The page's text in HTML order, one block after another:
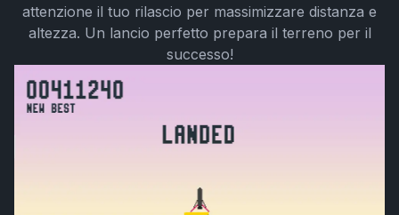
attenzione il tuo rilascio per massimizzare distanza e
altezza. Un lancio perfetto prepara il terreno per il
successo!